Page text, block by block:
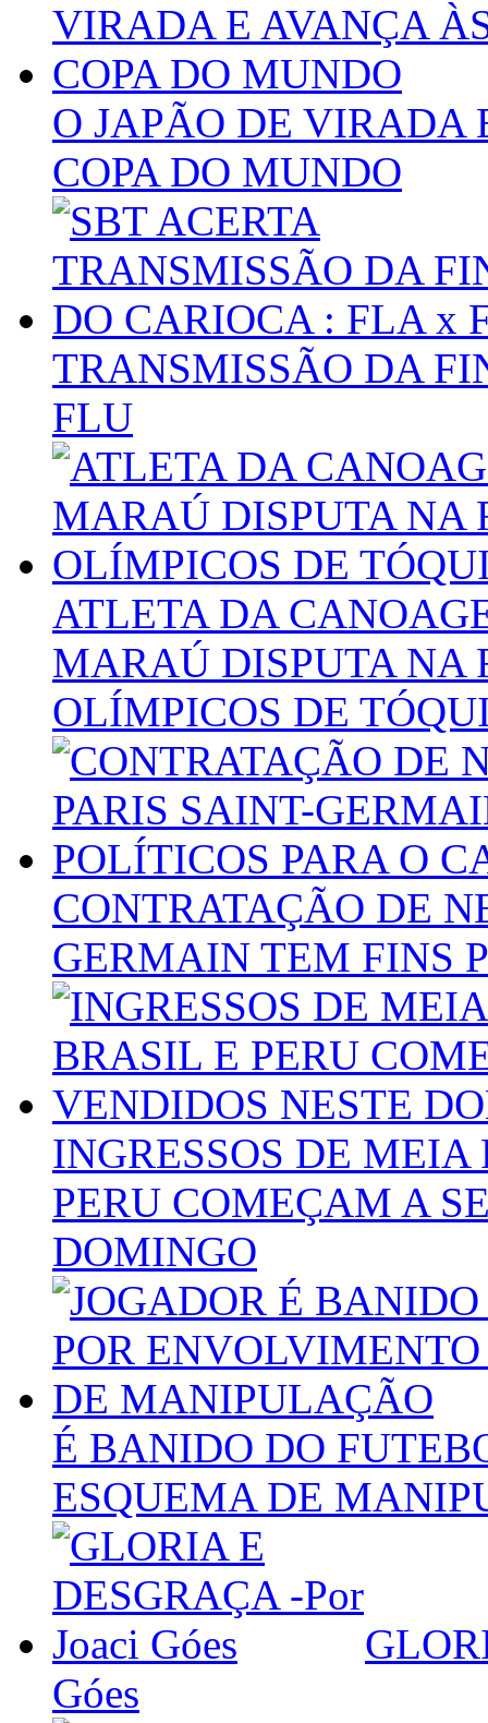
O JAPÃO DE VIRADA
COPA DO MUNDO
TRANSMISSÃO DA
FLU
ATLETA DA
MARAÚ DISPUTA NA
OLÍMPICOS DE
CONTRATAÇÃO DE
GERMAIN TEM FINS
INGRESSOS DE MEIA
PERU COMEÇAM A
DOMINGO
É BANIDO DO
ESQUEMA DE
Góes